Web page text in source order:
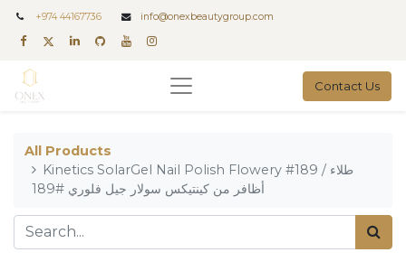
+974 44167736 info@onexbeautygroup.com
Contact Us
All Products
Kinetics SolarGel Nail Polish Flowery #189 / طلاء
أظافر من كينتيكس سولار جيل فلوري #189